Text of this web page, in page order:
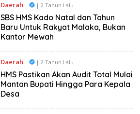
Daerah | 2 Tahun Lalu
SBS HMS Kado Natal dan Tahun
Baru Untuk Rakyat Malaka, Bukan
Kantor Mewah
Daerah | 2 Tahun Lalu
HMS Pastikan Akan Audit Total Mulai
Mantan Bupati Hingga Para Kepala
Desa